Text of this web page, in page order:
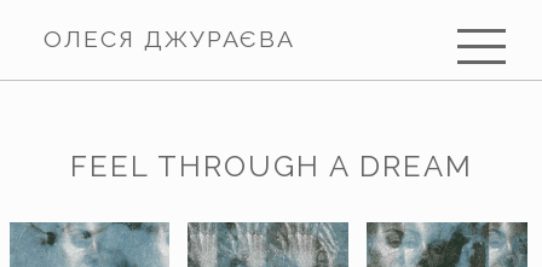
ОЛЕСЯ ДЖУРАЄВА
FEEL THROUGH A DREAM